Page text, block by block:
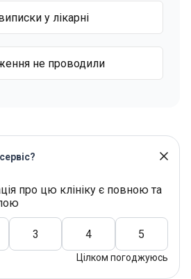
у лікарні
не проводили
про цю клініку є повною та
3 4 5
Цілком погоджуюсь